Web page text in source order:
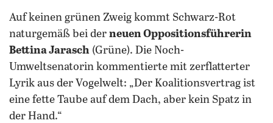
Auf keinen grünen Zweig kommt Schwarz-Rot
naturgemäß bei der neuen Oppositionsführerin
Bettina Jarasch (Grüne). Die Noch-
Umweltsenatorin kommentierte mit zerflatterter
Lyrik aus der Vogelwelt: „Der Koalitionsvertrag ist
eine fette Taube auf dem Dach, aber kein Spatz in
der Hand.“